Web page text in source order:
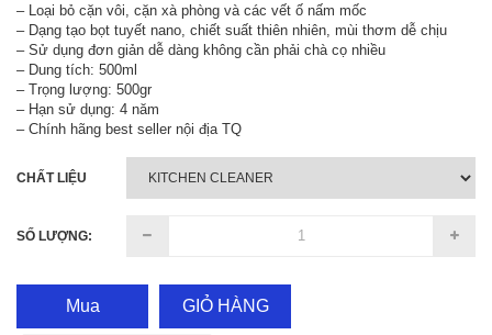
– Loại bỏ cặn vôi, cặn xà phòng và các vết ố nấm mốc
– Dạng tạo bọt tuyết nano, chiết suất thiên nhiên, mùi thơm dễ chịu
– Sử dụng đơn giản dễ dàng không cần phải chà cọ nhiều
– Dung tích: 500ml
– Trọng lượng: 500gr
– Hạn sử dụng: 4 năm
– Chính hãng best seller nội địa TQ
CHẤT LIỆU
SỐ LƯỢNG:
Mua GIỎ HÀNG